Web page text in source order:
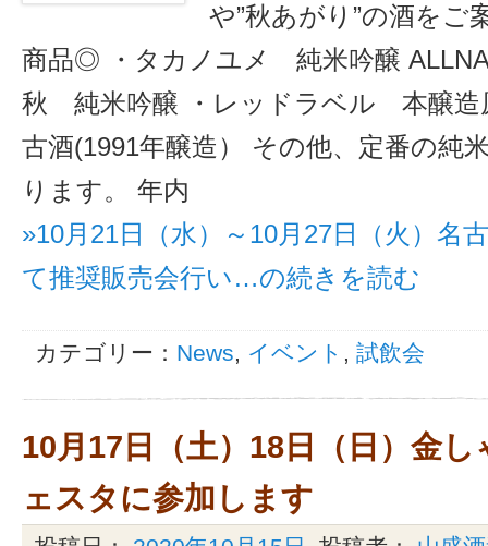
や”秋あがり”の酒を
商品◎ ・タカノユメ 純米吟醸
秋 純米吟醸 ・レッドラベル 本醸造
古酒(1991年醸造） その他、定番の純
ります。 年内
»10月21日（水）～10月27日（火）名
て推奨販売会行い…の続きを読む
カテゴリー： News, イベント , 試飲会
10月17日（土）18日（日）金
ェスタに参加します